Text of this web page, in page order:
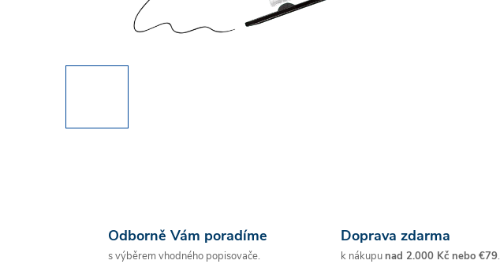
Odborně Vám poradíme
s výběrem vhodného popisovače.
Doprava zdarma
k nákupunad 2.000 Kč nebo €79.